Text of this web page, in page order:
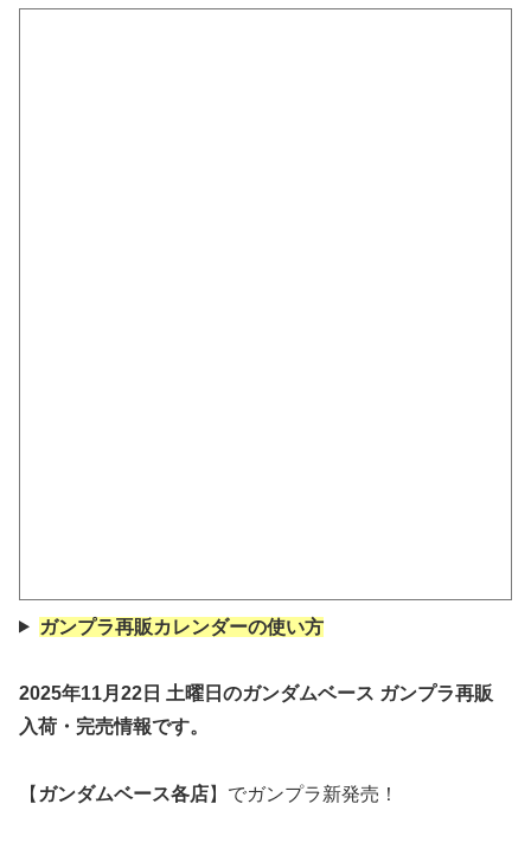
ガンプラ再販カレンダーの使い方
2025年11月22日 土曜 日 のガンダムベース ガンプラ再販
入荷・完売情報です。
【 ガンダムベース各店】でガンプラ新発売！